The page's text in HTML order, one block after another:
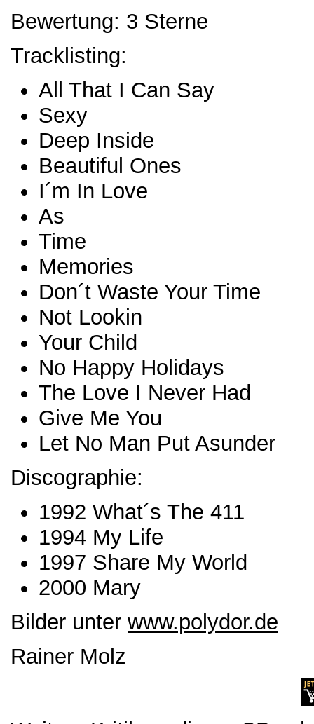
Bewertung: 3 Sterne
Tracklisting:
All That I Can Say
Sexy
Deep Inside
Beautiful Ones
I´m In Love
As
Time
Memories
Don´t Waste Your Time
Not Lookin
Your Child
No Happy Holidays
The Love I Never Had
Give Me You
Let No Man Put Asunder
Discographie:
1992 What´s The 411
1994 My Life
1997 Share My World
2000 Mary
Bilder unter www.polydor.de
Rainer Molz